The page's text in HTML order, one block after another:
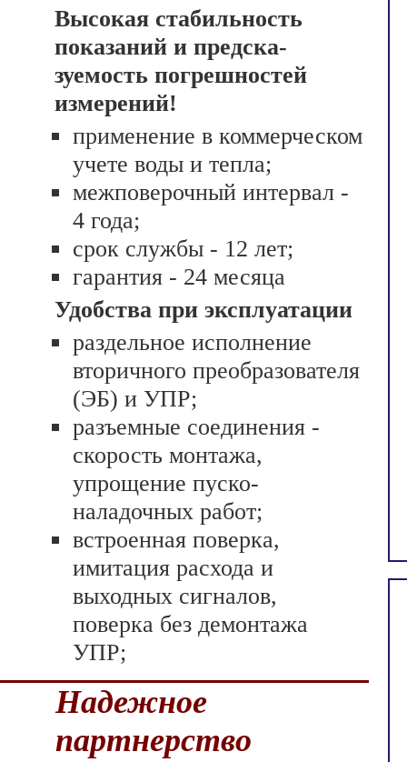
Высокая стабильность
показаний и предска­
зуемость погрешностей
измерений!
применение в коммерческом
учете воды и тепла;
межповерочный интервал -
4 года;
срок службы - 12 лет;
гарантия - 24 месяца
Удобства при эксплуатации
раздельное исполнение
вторичного преобра­зователя
(ЭБ) и УПР;
разъемные соединения -
скорость монтажа,
упрощение пуско-
наладочных работ;
встроенная поверка,
имитация расхода и
выходных сигналов,
поверка без демонтажа
УПР;
Надежное
партнерство